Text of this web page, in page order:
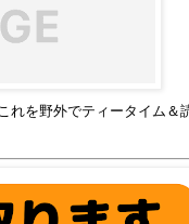
れを野外でティータイム＆